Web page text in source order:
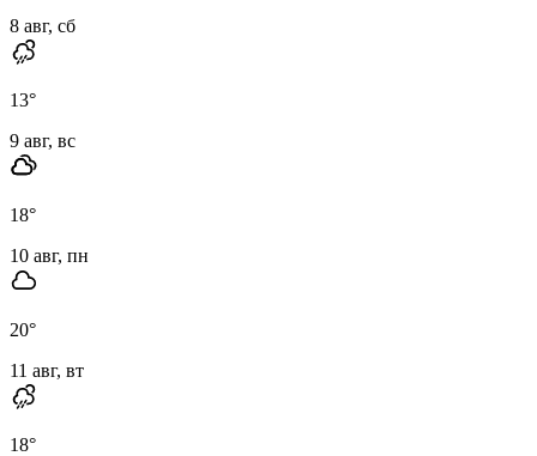
8 авг, сб
13°
9 авг, вс
18°
10 авг, пн
20°
11 авг, вт
18°